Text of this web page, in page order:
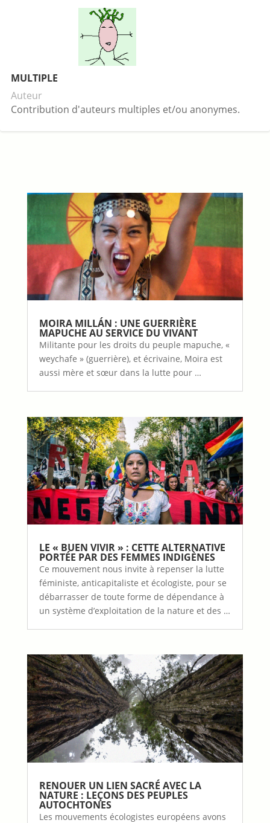
MULTIPLE
Auteur
Contribution d'auteurs multiples et/ou anonymes.
MOIRA MILLÁN : UNE GUERRIÈRE
MAPUCHE AU SERVICE DU VIVANT
Militante pour les droits du peuple mapuche, «
weychafe » (guerrière), et écrivaine, Moira est
aussi mère et sœur dans la lutte pour …
LE « BUEN VIVIR » : CETTE ALTERNATIVE
PORTÉE PAR DES FEMMES INDIGÈNES
Ce mouvement nous invite à repenser la lutte
féministe, anticapitaliste et écologiste, pour se
débarrasser de toute forme de dépendance à
un système d’exploitation de la nature et des …
RENOUER UN LIEN SACRÉ AVEC LA
NATURE : LEÇONS DES PEUPLES
AUTOCHTONES
Les mouvements écologistes européens avons